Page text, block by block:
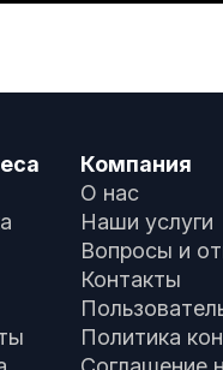
Компания
О нас
Наши услуги
Вопросы и
Контакты
Политика